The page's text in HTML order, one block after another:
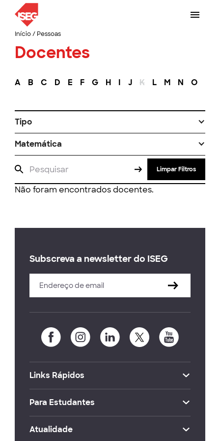
Início/ Pessoas
Docentes
A B C D E F G H I J K L M N O
Tipo
Matemática
Limpar Filtros
Não foram encontrados docentes.
Subscreva a newsletter do ISEG
Links Rápidos
Para Estudantes
Atualidade